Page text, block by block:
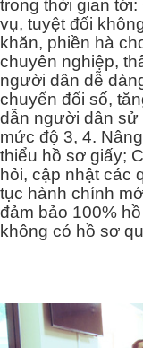
trong thời gian
vụ, tuyệt đối
khăn, phiền hà
chuyên nghiệp,
người dân dễ
chuyển đổi số,
dẫn người dân sử
mức độ 3, 4.
thiểu hồ sơ giấy;
hỏi, cập nhật các
tục hành chính
đảm bảo 100%
không có hồ sơ